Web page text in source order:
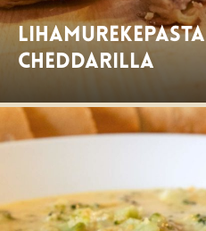
Lihamurekepasta
cheddarilla